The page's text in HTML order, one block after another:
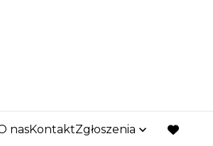
nasKontaktZgłoszenia
favorite
Sprzedaż Zduńska Wola (gw)